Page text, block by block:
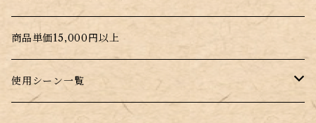
商品単価15,000円以上
使用シーン一覧